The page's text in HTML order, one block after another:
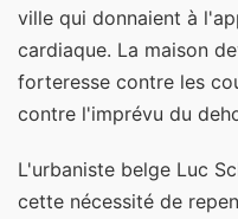
ville qui donnaient à
cardiaque. La maison
forteresse contre les
contre l'imprévu du
L'urbaniste belge Luc
cette nécessité de